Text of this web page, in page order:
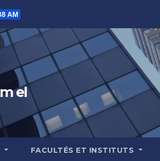
AM
el
FACULTÉS ET INSTITUTS